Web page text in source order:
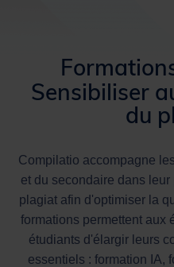
Sensibiliser
du
Compilatio accompagne
et du secondaire dans
plagiat afin d'optimiser la
formations permettent aux
étudiants d'élargir leurs
essentiels : formation IA,